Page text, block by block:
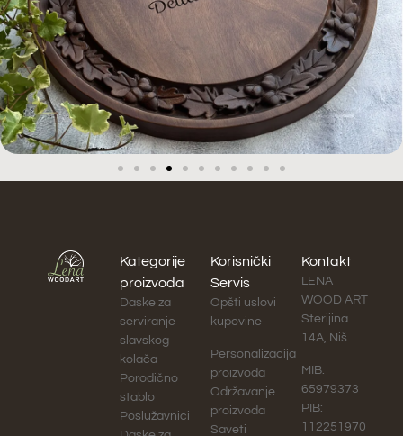
Kategorije
proizvoda
Daske za
serviranje
slavskog
kolača
Porodično
stablo
Poslužavnici
Korisnički
Servis
Opšti uslovi
kupovine
Personalizacija
proizvoda
Održavanje
proizvoda
Saveti
Kontakt
LENA
WOOD ART
Sterijina
14A, Niš
MIB:
65979373
PIB:
112251970